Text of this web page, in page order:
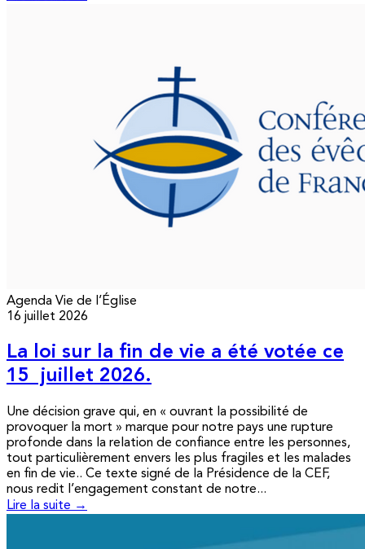
Agenda Vie de l’Église
16 juillet 2026
La loi sur la fin de vie a été votée ce
15 juillet 2026.
Une décision grave qui, en « ouvrant la possibilité de
provoquer la mort » marque pour notre pays une rupture
profonde dans la relation de confiance entre les personnes,
tout particulièrement envers les plus fragiles et les malades
en fin de vie.. Ce texte signé de la Présidence de la CEF,
nous redit l’engagement constant de notre...
Lire la suite →